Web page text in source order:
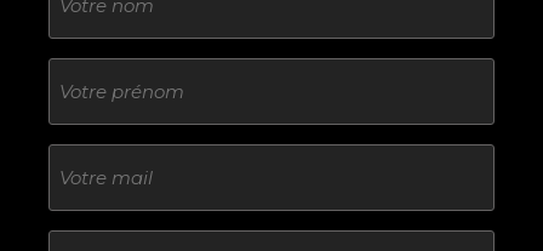
Sans
titre
E-
mail
Téléphone